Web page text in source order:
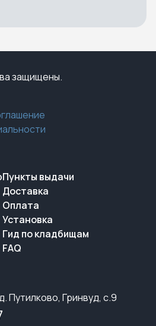
защищены.
Пункты выдачи
Доставка
Оплата
Установка
Гид по кладбищам
FAQ
Путилково, Гринвуд, с.9